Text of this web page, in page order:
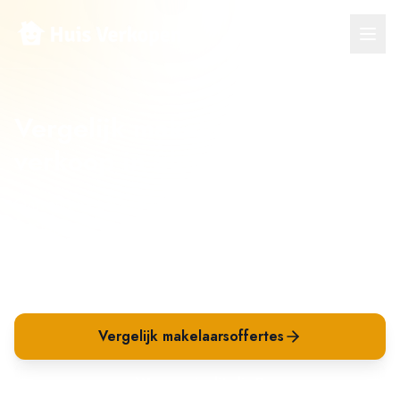
Vergelijk makelaarsoffertes